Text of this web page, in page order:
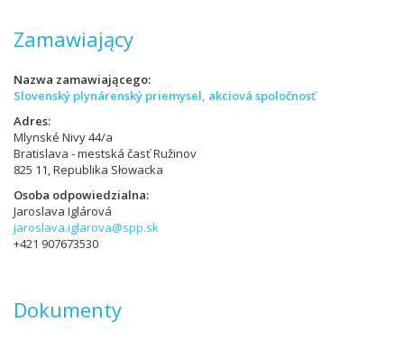
Zamawiający
Nazwa zamawiającego
Slovenský plynárenský priemysel, akciová spoločnosť
Adres
Mlynské Nivy 44/a
Bratislava - mestská časť Ružinov
825 11, Republika Słowacka
Osoba odpowiedzialna
Jaroslava Iglárová
jaroslava.iglarova@spp.sk
+421 907673530
Dokumenty